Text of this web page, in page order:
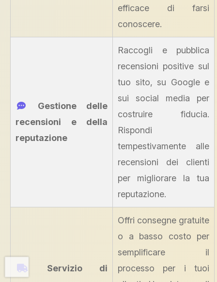
efficace di farsi
conoscere.
Gestione delle
recensioni e della
reputazione
Raccogli e pubblica
recensioni positive sul
tuo sito, su Google e
sui social media per
costruire fiducia.
Rispondi
tempestivamente alle
recensioni dei clienti
per migliorare la tua
reputazione.
Servizio di
Offri consegne gratuite
o a basso costo per
semplificare il
processo per i tuoi